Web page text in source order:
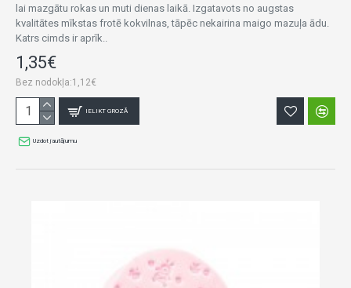
lai mazgātu rokas un muti dienas laikā. Izgatavots no augstas
kvalitātes mīkstas frotē kokvilnas, tāpēc nekairina maigo mazuļa ādu.
Katrs cimds ir aprīk..
1,35€
Bez nodokļa:1,12€
IELIKT GROZĀ
Uzdot jautājumu